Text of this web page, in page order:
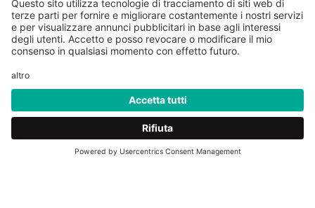
P.IVA. IT 03096250216
Colophon
Protezione dei dati